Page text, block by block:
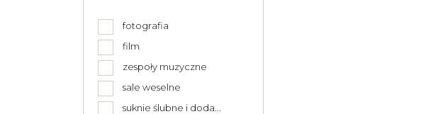
fotografia
film
zespoły muzyczne
sale weselne
suknie ślubne i doda...